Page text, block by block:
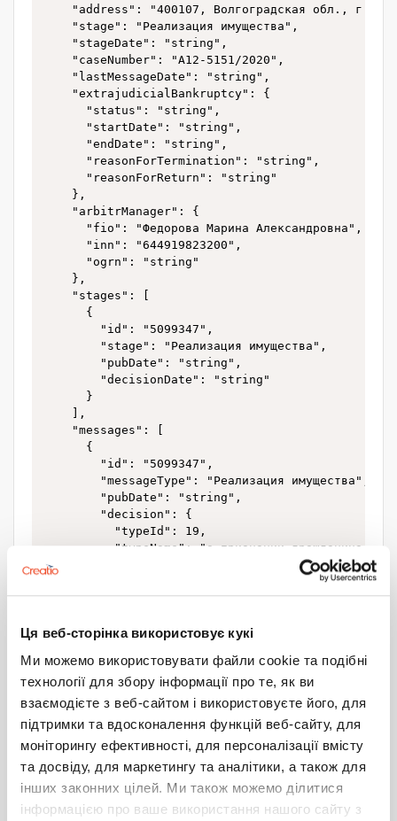
Ця веб-сторінка використовує кукі
Ми можемо використовувати файли cookie та подібні
технології для збору інформації про те, як ви
взаємодієте з веб-сайтом і використовуєте його, для
підтримки та вдосконалення функцій веб-сайту, для
моніторингу ефективності, для персоналізації вмісту
та досвіду, для маркетингу та аналітики, а також для
інших законних цілей. Ми також можемо ділитися
інформацією про ваше використання нашого сайту з
"address": "400107, Волгоградская обл., г.
    "stage": "Реализация имущества",
    "stageDate": "string",
    "caseNumber": "А12-5151/2020",
    "lastMessageDate": "string",
    "extrajudicialBankruptcy": {
      "status": "string",
      "startDate": "string",
      "endDate": "string",
      "reasonForTermination": "string",
      "reasonForReturn": "string"
    },
    "arbitrManager": {
      "fio": "Федорова Марина Александровна",
      "inn": "644919823200",
      "ogrn": "string"
    },
    "stages": [
      {
        "id": "5099347",
        "stage": "Реализация имущества",
        "pubDate": "string",
        "decisionDate": "string"
      }
    ],
    "messages": [
      {
        "id": "5099347",
        "messageType": "Реализация имущества",
        "pubDate": "string",
        "decision": {
          "typeId": 19,
"typeName": "о признании гражданина
          "date": "string"
        "annulation": {
          "reason": "string"
      }
    ]
  }
Для этого мне надо создать систему объектов в CRMке.
Напрашивается вариант что для каждого вложенного
объекта в JSON файле я создаю отдельный объект, но
смущает что будет неоправданно большое количество